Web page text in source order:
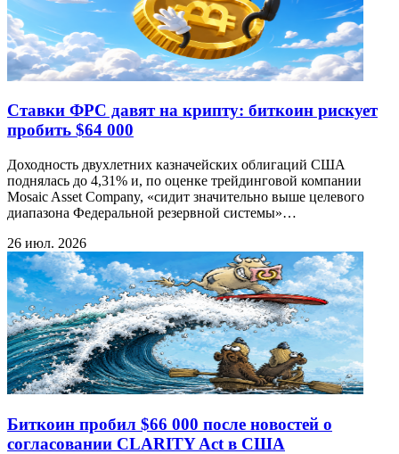
Ставки ФРС давят на крипту: биткоин рискует
пробить $64 000
Доходность двухлетних казначейских облигаций США
поднялась до 4,31% и, по оценке трейдинговой компании
Mosaic Asset Company, «сидит значительно выше целевого
диапазона Федеральной резервной системы»…
26 июл. 2026
Биткоин пробил $66 000 после новостей о
согласовании CLARITY Act в США